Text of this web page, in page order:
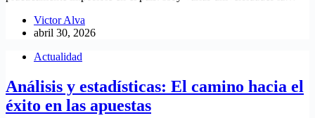
Victor Alva
abril 30, 2026
Actualidad
Análisis y estadísticas: El camino hacia el
éxito en las apuestas